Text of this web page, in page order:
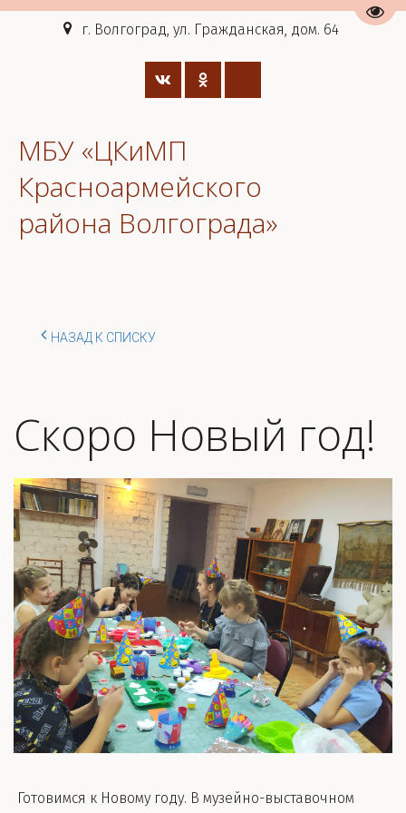
г. Волгоград, ул. Гражданская, дом. 64
МБУ «ЦКиМП
Красноармейского
района Волгограда»
НАЗАД К СПИСКУ
Скоро Новый год!
Готовимся к Новому году. В музейно-выставочном